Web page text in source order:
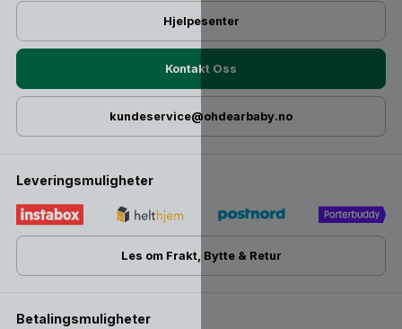
Hjelpesenter
Kontakt Oss
kundeservice@ohdearbaby.no
Leveringsmuligheter
Les om Frakt, Bytte & Retur
Betalingsmuligheter